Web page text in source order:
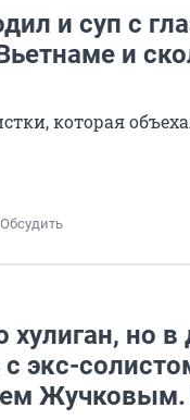
и суп с
и
которая
Обсудить
хулиган, но
экс-
Жучковым.